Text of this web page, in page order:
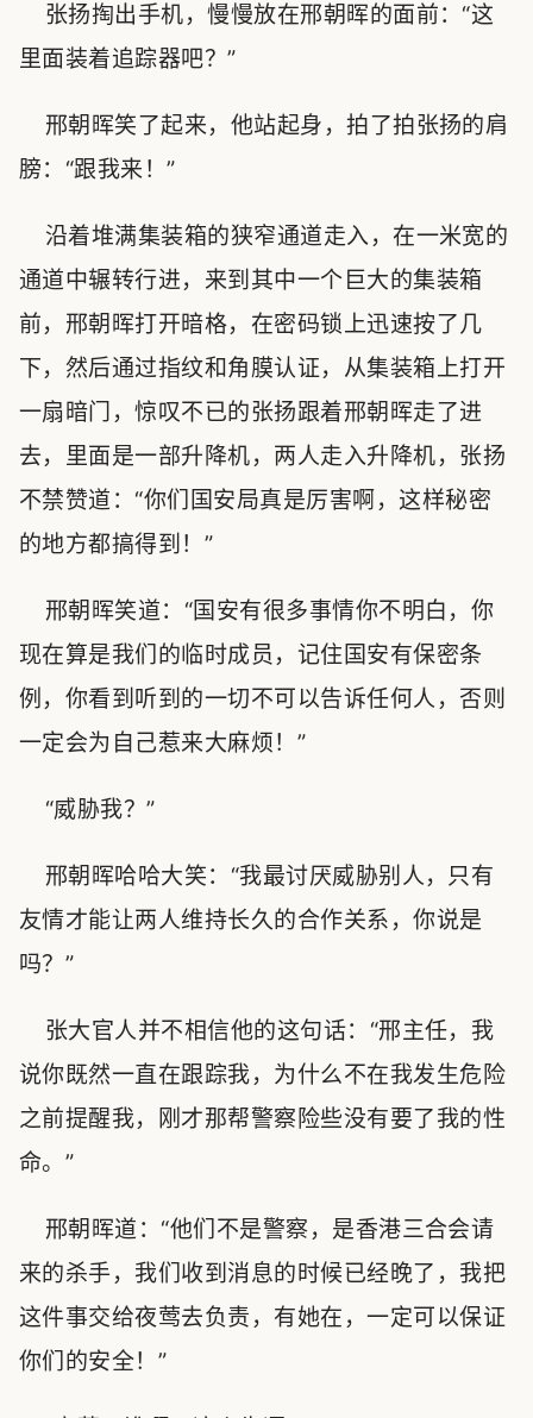
张扬掏出手机，慢慢放在邢朝晖的面前：“这
里面装着追踪器吧？”
邢朝晖笑了起来，他站起身，拍了拍张扬的肩
膀：“跟我来！”
沿着堆满集装箱的狭窄通道走入，在一米宽的
通道中辗转行进，来到其中一个巨大的集装箱
前，邢朝晖打开暗格，在密码锁上迅速按了几
下，然后通过指纹和角膜认证，从集装箱上打开
一扇暗门，惊叹不已的张扬跟着邢朝晖走了进
去，里面是一部升降机，两人走入升降机，张扬
不禁赞道：“你们国安局真是厉害啊，这样秘密
的地方都搞得到！”
邢朝晖笑道：“国安有很多事情你不明白，你
现在算是我们的临时成员，记住国安有保密条
例，你看到听到的一切不可以告诉任何人，否则
一定会为自己惹来大麻烦！”
“威胁我？”
邢朝晖哈哈大笑：“我最讨厌威胁别人，只有
友情才能让两人维持长久的合作关系，你说是
吗？”
张大官人并不相信他的这句话：“邢主任，我
说你既然一直在跟踪我，为什么不在我发生危险
之前提醒我，刚才那帮警察险些没有要了我的性
命。”
邢朝晖道：“他们不是警察，是香港三合会请
来的杀手，我们收到消息的时候已经晚了，我把
这件事交给夜莺去负责，有她在，一定可以保证
你们的安全！”